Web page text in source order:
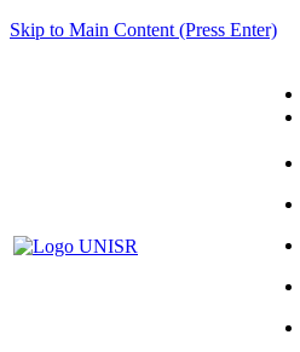
Skip to Main Content (Press Enter)